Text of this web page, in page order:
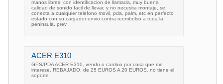
manos libres, con identificacion de llamada, muy buena
calidad de sonido facil de llevar, y no necesita montaje, se
conecta a cualquier telefono movil, pda, palm, etc en perfecto
estado con su cargador envio contra reembolso a toda la
peninsula, prev
ACER E310
GPS/PDA ACER E310, vendo o cambio por cosa que me
interese. REBAJADO, de 25 EUROS A 20 EUROS. no tiene el
soporte